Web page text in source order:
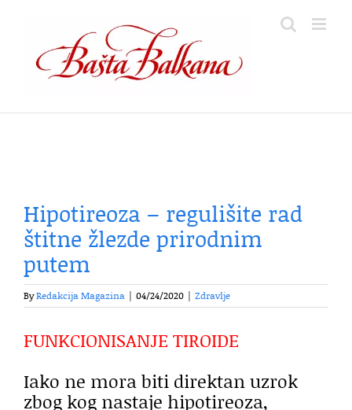
content
Hipotireoza – regulišite rad
štitne žlezde prirodnim
putem
ByRedakcija Magazina 04/24/2020 Zdravlje
FUNKCIONISANJE TIROIDE
Iako ne mora biti direktan uzrok
zbog kog nastaje hipotireoza,